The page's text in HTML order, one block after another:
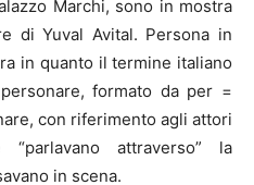
Marchi, sono in mostra
di Yuval Avital. Persona in
in quanto il termine italiano
formato da per =
con riferimento agli attori
attraverso” la
in scena.